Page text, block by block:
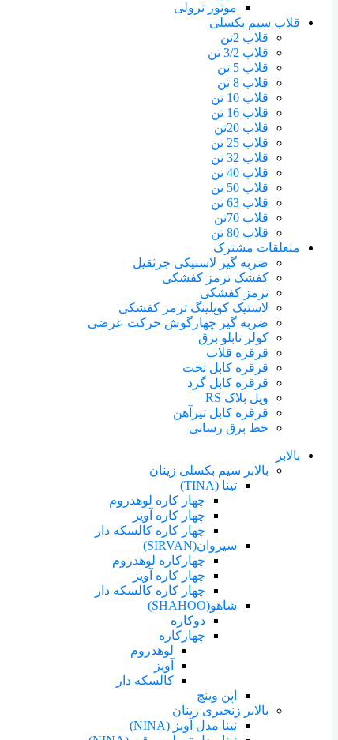
موتور ترولی
قلاب سیم بکسلی
قلاب 2تن
قلاب 3/2 تن
قلاب 5 تن
قلاب 8 تن
قلاب 10 تن
قلاب 16 تن
قلاب 20تن
قلاب 25 تن
قلاب 32 تن
قلاب 40 تن
قلاب 50 تن
قلاب 63 تن
قلاب 70تن
قلاب 80 تن
متعلقات مشترک
ضربه گیر لاستیکی جرثقیل
کفشک ترمز کفشکی
ترمز کفشکی
لاستیک کوپلینگ ترمز کفشکی
ضربه گیر چهارگوش حرکت عرضی
کولر تابلو برق
قرقره قلاب
قرقره کابل تخت
قرقره کابل گرد
ویل بلاک RS
قرقره کابل تیرآهن
خط برق رسانی
بالابر
بالابر سیم بکسلی زینان
تینا (TINA)
چهار کاره لوهدروم
چهار کاره آویز
چهار کاره کالسکه دار
سیروان(SIRVAN)
چهارکاره لوهدروم
چهار کاره آویز
چهار کاره کالسکه دار
شاهو(SHAHOO)
دوکاره
چهارکاره
لوهدروم
آویز
کالسکه دار
اپن وینچ
بالابر زنجیری زینان
نینا مدل آویز (NINA)